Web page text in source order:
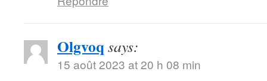
Olgvoq says:
15 août 2023 at 20 h 08 min